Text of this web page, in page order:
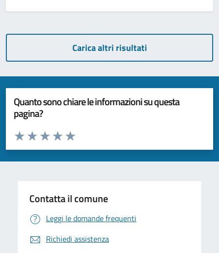
Carica altri risultati
Quanto sono chiare le informazioni su questa
pagina?
Valuta da 1 a 5 stelle la pagina
Valuta 5 stelle su 5
Valuta 4 stelle su 5
Valuta 3 stelle su 5
Valuta 2 stelle su 5
Valuta 1 stelle su 5
Contatta il comune
Leggi le domande frequenti
Richiedi assistenza